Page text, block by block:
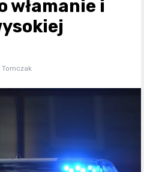
włamanie i
Tomczak